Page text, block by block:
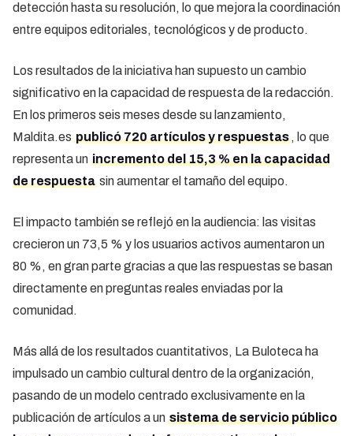
detección hasta su resolución, lo que mejora la coordinación
entre equipos editoriales, tecnológicos y de producto.
Los resultados de la iniciativa han supuesto un cambio
significativo en la capacidad de respuesta de la redacción.
En los primeros seis meses desde su lanzamiento,
Maldita.es publicó 720 artículos y respuestas , lo que
representa un incremento del 15,3 % en la capacidad
de respuesta sin aumentar el tamaño del equipo.
El impacto también se reflejó en la audiencia: las visitas
crecieron un 73,5 % y los usuarios activos aumentaron un
80 %, en gran parte gracias a que las respuestas se basan
directamente en preguntas reales enviadas por la
comunidad.
Más allá de los resultados cuantitativos, La Buloteca ha
impulsado un cambio cultural dentro de la organización,
pasando de un modelo centrado exclusivamente en la
publicación de artículos a un sistema de servicio público